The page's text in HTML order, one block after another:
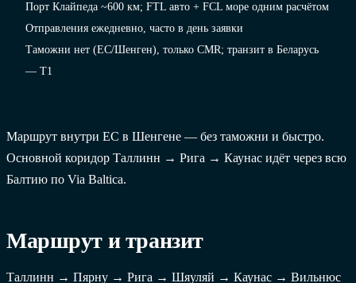
Порт Клайпеда ~600 км; FTL авто + FCL море одним расчётом
Отправления ежедневно, часто в день заявки
Таможни нет (ЕС/Шенген), только CMR; транзит в Беларусь
— T1
Маршрут внутри ЕС в Шенгене — без таможни и быстро.
Основной коридор Таллинн → Рига → Каунас идёт через всю
Балтию по Via Baltica.
Маршрут и транзит
Таллинн → Пярну → Рига → Шяуляй → Каунас → Вильнюс